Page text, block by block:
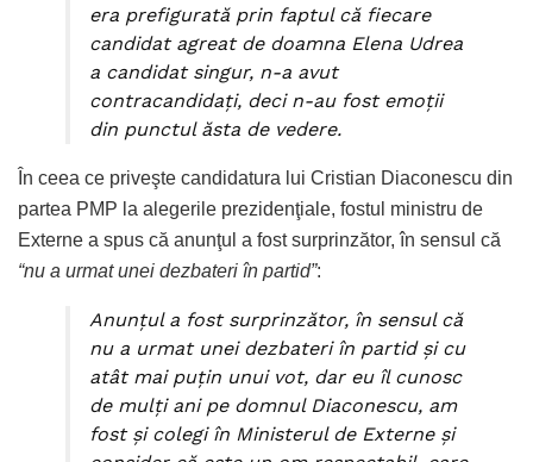
era prefigurată prin faptul că fiecare
candidat agreat de doamna Elena Udrea
a candidat singur, n-a avut
contracandidaţi, deci n-au fost emoţii
din punctul ăsta de vedere.
În ceea ce priveşte candidatura lui Cristian Diaconescu din
partea PMP la alegerile prezidenţiale, fostul ministru de
Externe a spus că anunţul a fost surprinzător, în sensul că
“nu a urmat unei dezbateri în partid”:
Anunţul a fost surprinzător, în sensul că
nu a urmat unei dezbateri în partid şi cu
atât mai puţin unui vot, dar eu îl cunosc
de mulţi ani pe domnul Diaconescu, am
fost şi colegi în Ministerul de Externe şi